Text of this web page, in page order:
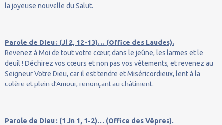
la joyeuse nouvelle du Salut.
Parole de Dieu : (Jl 2, 12-13)… (Office des Laudes).
Revenez à Moi de tout votre cœur, dans le jeûne, les larmes et le
deuil ! Déchirez vos cœurs et non pas vos vêtements, et revenez au
Seigneur Votre Dieu, car il est tendre et Miséricordieux, lent à la
colère et plein d’Amour, renonçant au châtiment.
Parole de Dieu : (1 Jn 1, 1-2)… (Office des Vêpres).